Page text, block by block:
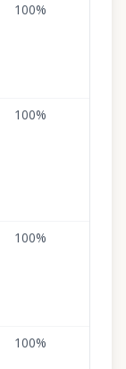
100%
100%
100%
100%